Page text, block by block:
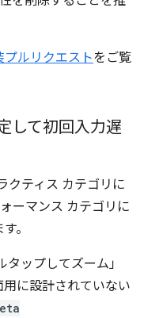
プルリクエストをご覧
して初回入力遅
クティス カテゴリに
ーマンス カテゴリに
。
ップしてズーム」
に設計されていない